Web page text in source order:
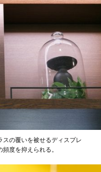
の覆いを被せるディスプレ
度を抑えられる。